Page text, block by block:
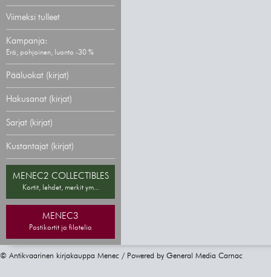
Viimeksi tulleet
Kampanja:
Erä, pohjoinen, luonto -30 %
Pääluokat (kirjat)
Hakusanat (kirjat)
Sarjat (kirjat)
Kustantajat (kirjat)
MENEC2 COLLECTIBLES
Kortit, lehdet, merkit ym...
MENEC3
Postikortit ja filatelia
© Antikvaarinen kirjakauppa Menec / Powered by General Media Carnac